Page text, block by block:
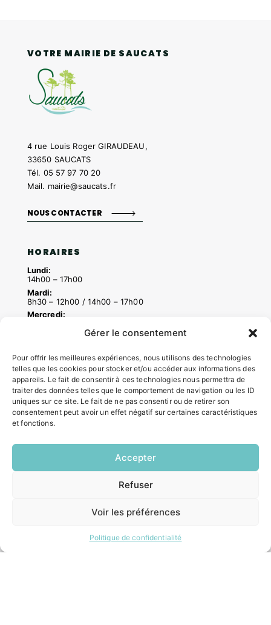
Gérer le consentement
Pour offrir les meilleures expériences, nous utilisons des technologies
telles que les cookies pour stocker et/ou accéder aux informations des
appareils. Le fait de consentir à ces technologies nous permettra de
traiter des données telles que le comportement de navigation ou les ID
uniques sur ce site. Le fait de ne pas consentir ou de retirer son
consentement peut avoir un effet négatif sur certaines caractéristiques
et fonctions.
Accepter
Refuser
Voir les préférences
Politique de confidentialité
VOTRE MAIRIE DE SAUCATS
4 rue Louis Roger GIRAUDEAU,
33650 SAUCATS
Tél. 05 57 97 70 20
Mail. mairie@saucats.fr
NOUS CONTACTER
HORAIRES
Lundi:
14h00 – 17h00
Mardi:
8h30 – 12h00 / 14h00 – 17h00
Mercredi:
Vendredi:
8h30 – 12h00 / 14h00 – 16h30
ACCÉS RAPIDES
Contacter la mairie
Demander un composteur
INFORMATIONS LÉGALES